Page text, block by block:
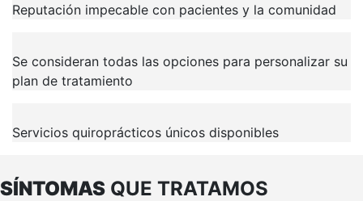
Reputación impecable con pacientes y la comunidad
Se consideran todas las opciones para personalizar su
plan de tratamiento
Servicios quiroprácticos únicos disponibles
SÍNTOMAS QUE TRATAMOS